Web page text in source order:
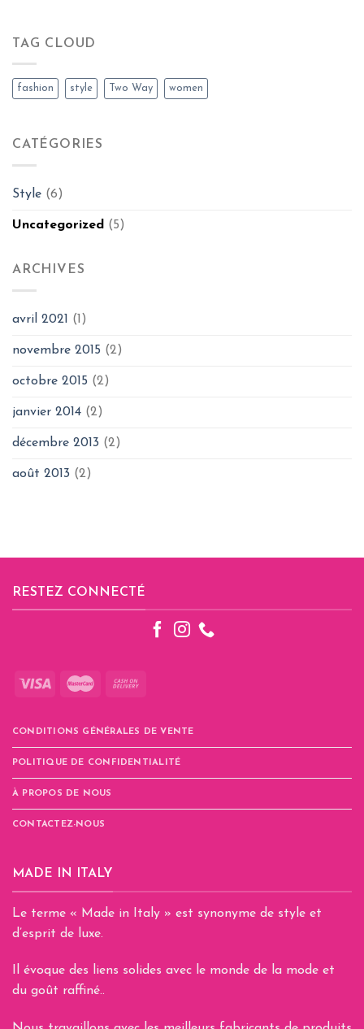
TAG CLOUD
fashion style Two Way women
CATÉGORIES
Style (6)
Uncategorized (5)
ARCHIVES
avril 2021 (1)
novembre 2015 (2)
octobre 2015 (2)
janvier 2014 (2)
décembre 2013 (2)
août 2013 (2)
RESTEZ CONNECTÉ
CONDITIONS GÉNÉRALES DE VENTE
POLITIQUE DE CONFIDENTIALITÉ
À PROPOS DE NOUS
CONTACTEZ-NOUS
MADE IN ITALY
Le terme « Made in Italy » est synonyme de style et
d’esprit de luxe.
Il évoque des liens solides avec le monde de la mode et
du goût raffiné..